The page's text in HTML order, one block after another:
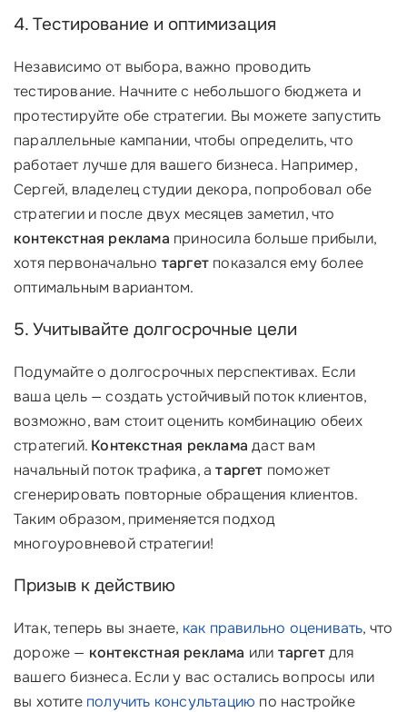
4. Тестирование и оптимизация
Независимо от выбора, важно проводить
тестирование. Начните с небольшого бюджета и
протестируйте обе стратегии. Вы можете запустить
параллельные кампании, чтобы определить, что
работает лучше для вашего бизнеса. Например,
Сергей, владелец студии декора, попробовал обе
стратегии и после двух месяцев заметил, что
контекстная реклама приносила больше прибыли,
хотя первоначально таргет показался ему более
оптимальным вариантом.
5. Учитывайте долгосрочные цели
Подумайте о долгосрочных перспективах. Если
ваша цель — создать устойчивый поток клиентов,
возможно, вам стоит оценить комбинацию обеих
стратегий. Контекстная реклама даст вам
начальный поток трафика, атаргет поможет
сгенерировать повторные обращения клиентов.
Таким образом, применяется подход
многоуровневой стратегии!
Призыв к действию
Итак, теперь вы знаете, как правильно оценивать, что
дороже — контекстная реклама или таргетдля
вашего бизнеса. Если у вас остались вопросы или
вы хотите получить консультацию по настройке